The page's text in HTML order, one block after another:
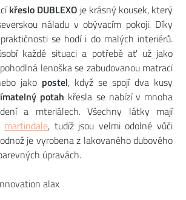
křeslo DUBLEXO je krásný kousek, který
náladu v obývacím pokoji. Díky
se hodí i do malých interiérů.
každé situaci a potřebě ať už jako
lenoška se zabudovanou matrací
jako postel, když se spojí dva kusy
potah křesla se nabízí v mnoha
a mteriálech. Všechny látky mají
martindale, tudíž jsou velmi odolné vůči
je vyrobena z lakovaného dubového
úpravách.